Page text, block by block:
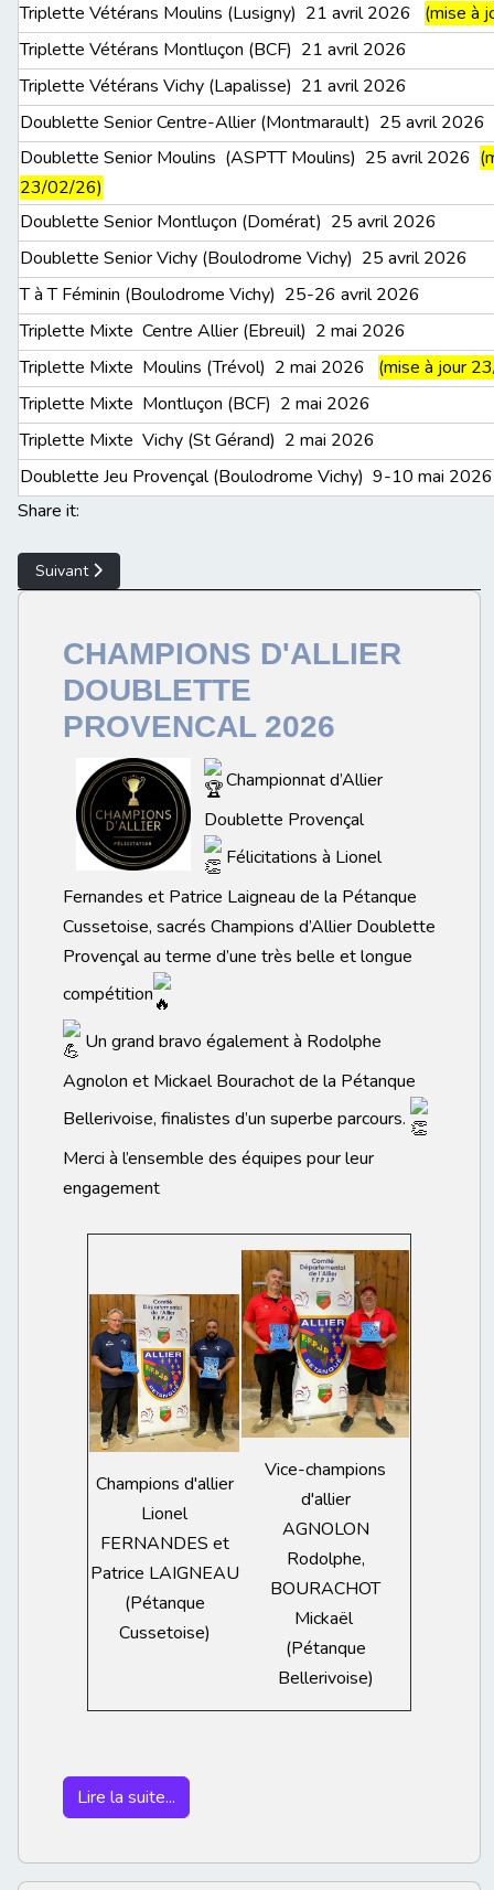
Triplette Vétérans Moulins (Lusigny) 21 avril 2026 (mise à
Triplette Vétérans Montluçon (BCF) 21 avril 2026
Triplette Vétérans Vichy (Lapalisse) 21 avril 2026
Doublette Senior Centre-Allier (Montmarault) 25 avril 2026
Doublette Senior Moulins (ASPTT Moulins) 25 avril 2026
23/02/26)
Doublette Senior Montluçon (Domérat) 25 avril 2026
Doublette Senior Vichy (Boulodrome Vichy) 25 avril 2026
T à T Féminin (Boulodrome Vichy) 25-26 avril 2026
Triplette Mixte Centre Allier (Ebreuil) 2 mai 2026
Triplette Mixte Moulins (Trévol) 2 mai 2026 (mise à jour
Triplette Mixte Montluçon (BCF) 2 mai 2026
Triplette Mixte Vichy (St Gérand) 2 mai 2026
Doublette Jeu Provençal (Boulodrome Vichy) 9-10 mai 2026
Share it:
Article suivant : FEUILLES D'INSCRIPTION TETE A TETE JEUNE
Suivant
CHAMPIONS D'ALLIER
DOUBLETTE
PROVENCAL 2026
Championnat d’Allier
Doublette Provençal
Félicitations à Lionel
Fernandes et Patrice Laigneau de la Pétanque
Cussetoise, sacrés Champions d’Allier Doublette
Provençal au terme d’une très belle et longue
compétition
Un grand bravo également à Rodolphe
Agnolon et Mickael Bourachot de la Pétanque
Bellerivoise, finalistes d’un superbe parcours.
Merci à l’ensemble des équipes pour leur
engagement
Champions d'allier
Lionel
FERNANDES et
Patrice LAIGNEAU
(Pétanque
Cussetoise)
Vice-champions
d'allier
AGNOLON
Rodolphe,
BOURACHOT
Mickaël
(Pétanque
Bellerivoise)
Lire la suite...